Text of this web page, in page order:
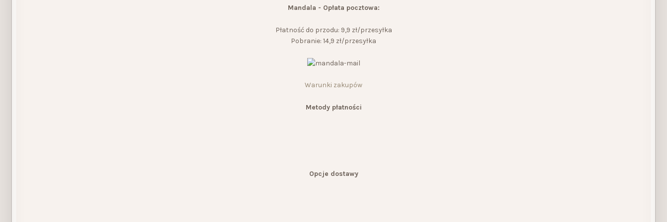
Mandala - Opłata pocztowa:
Płatność do przodu: 9,9 zł/przesyłka
Pobranie: 14,9 zł/przesyłka
Warunki zakupów
Metody płatności
Opcje dostawy